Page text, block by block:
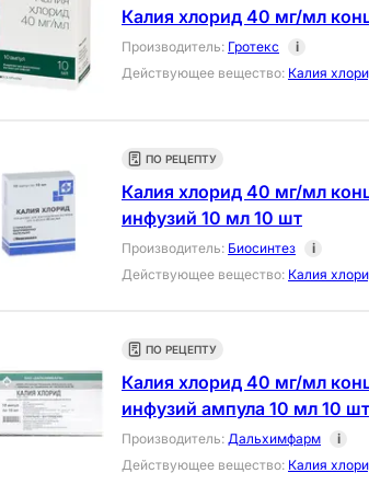
Калия хлорид 40 мг/мл
Производитель: Гротекс
i
Действующее вещество: Калия
ПО РЕЦЕПТУ
Калия хлорид 40 мг/мл
инфузий 10 мл 10 шт
Производитель: Биосинтез
i
Действующее вещество: Калия
ПО РЕЦЕПТУ
Калия хлорид 40 мг/мл
инфузий ампула 10 мл 10 шт
Производитель: Дальхимфарм
i
Действующее вещество: Калия